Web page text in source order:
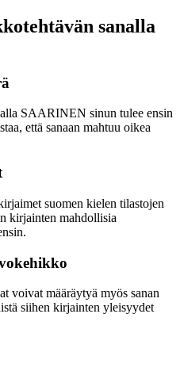
sanalla
SAARINEN sinun tulee ensin
että sanaan mahtuu oikea
suomen kielen tilastojen
kirjainten mahdollisia
voivat määräytyä myös sanan
siihen kirjainten yleisyydet